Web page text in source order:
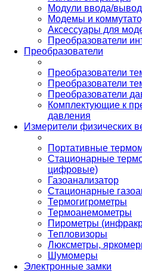
Модули ввода/
Модемы и
Аксессуары для
Преобразователи
Преобразователи
Преобразователи
Преобразователи
Преобразователи
Комплектующие к
давления
Измерители физических
Портативные
Стационарные
цифровые)
Газоанализатор
Стационарные
Термогигрометры
Термоанемометры
Пирометры
Тепловизоры
Люксметры,
Шумомеры
Электронные замки